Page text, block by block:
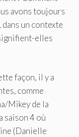
avons toujours
un contexte
elles
façon, il y a
comme
Mikey de la
saison 4 où
(Danielle